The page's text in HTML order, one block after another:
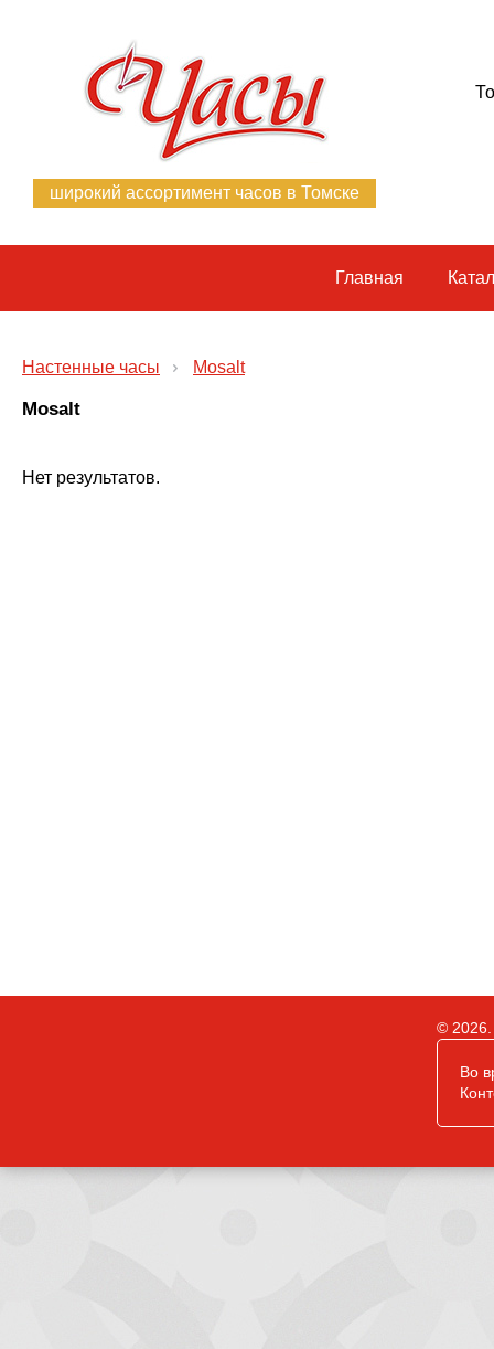
широкий ассортимент часов в Томске
Главная
Настенные часы Mosalt
Mosalt
Нет результатов.
© 2026.
Во